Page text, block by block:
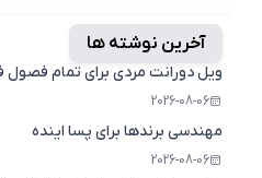
آخرین نوشته ها
ویل دورانت مردی برای تمام فصول
2026-08-06
مهندسی برندها برای پسا اینده
2026-08-06